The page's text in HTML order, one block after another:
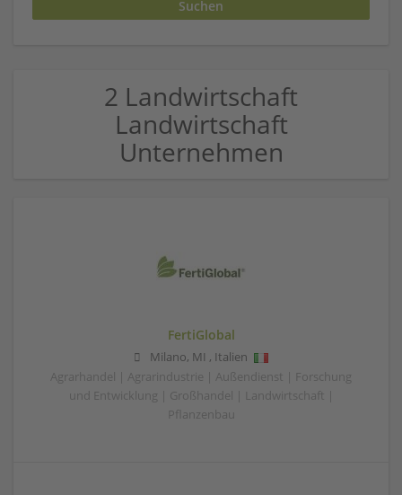
2 Landwirtschaft
Landwirtschaft
Unternehmen
FertiGlobal
Milano, MI , Italien
Agrarhandel | Agrarindustrie | Außendienst | Forschung
und Entwicklung | Großhandel | Landwirtschaft |
Pflanzenbau